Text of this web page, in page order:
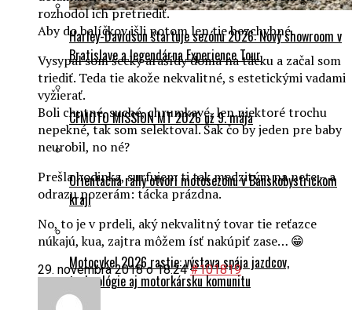
Harley-Davidson štartuje sezónu 2026: Nový showroom v
Bratislave a legendárna Experience Tour
CFMOTO MISSION MT 2026 už 9. mája
Orientačná rally otvorí motosezónu v Banskobystrickom
kraji
Motocykel 2026 rastie: výstava spája jazdcov,
technológie aj motorkársku komunitu
rozhodol ich pretriediť.
Aby do balíčkov išli potom len tie bezchybné.
Vysypal som šecky arašídy doma na tácku a začal som
triediť. Teda tie akože nekvalitné, s estetickými vadami
vyžierať.
Boli chutné, suché, chrumkavé, len niektoré trochu
nepekné, tak som selektoval. Šak čo by jeden pre baby
neurobil, no né?
Prešla hodinka, surfujem ti tak medzitým na nete – a
odrazu pozerám: tácka prázdna.
No, to je v prdeli, aký nekvalitný tovar tie reťazce
núkajú, kua, zajtra môžem ísť nakúpiť zase… 😁
29. novembra 2018 o 18:24 #101819